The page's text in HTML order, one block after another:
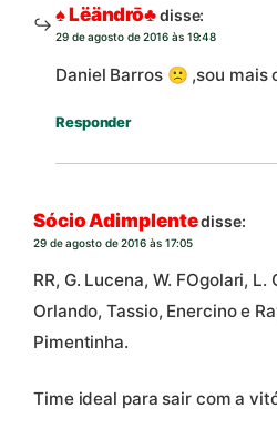
♠ Lëändrō♣disse:
29 de agosto de 2016 às 19:48
Daniel Barros 🙁 ,sou mais
Responder
Sócio Adimplentedisse:
29 de agosto de 2016 às 17:05
RR, G. Lucena, W. FOgolari, L.
Orlando, Tassio, Enercino e
Pimentinha.
Time ideal para sair com a